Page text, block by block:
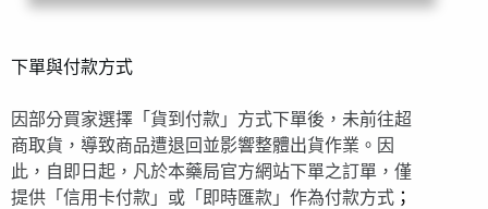
下單與付款方式
因部分買家選擇「貨到付款」方式下單後，未前往超
商取貨，導致商品遭退回並影響整體出貨作業。因
此，自即日起，凡於本藥局官方網站下單之訂單，僅
提供「信用卡付款」或「即時匯款」作為付款方式 ；